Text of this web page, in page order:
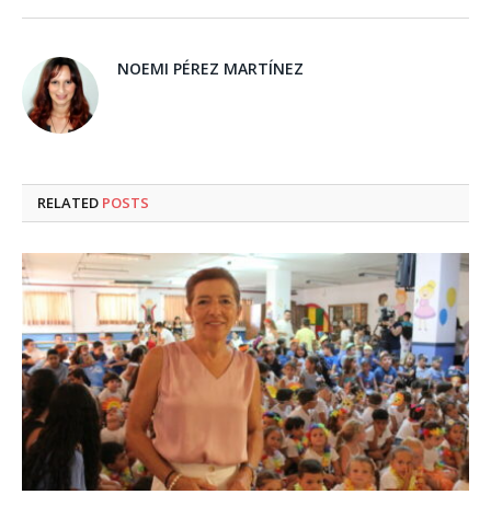
NOEMI PÉREZ MARTÍNEZ
RELATED POSTS